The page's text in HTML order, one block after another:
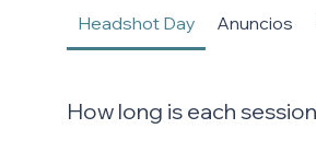
Headshot Day Anuncios
How long is each